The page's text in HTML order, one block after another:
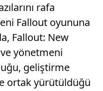
rafa
Fallout oyununa
Fallout: New
ve yönetmeni
geliştirme
ortak yürütüldüğü